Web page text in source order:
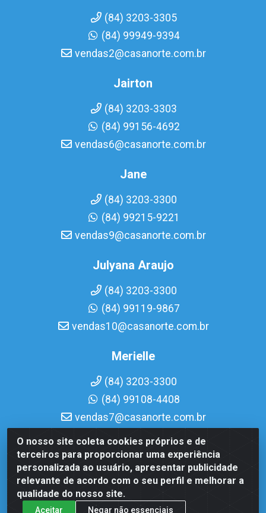
O nosso site coleta cookies próprios e de
terceiros para proporcionar uma experiência
personalizada ao usuário, apresentar publicidade
relevante de acordo com o seu perfil e melhorar a
qualidade do nosso site.
Aceitar Negar não essenciais
(84) 3203-3305
(84) 99949-9394
vendas2@casanorte.com.br
Jairton
(84) 3203-3303
(84) 99156-4692
vendas6@casanorte.com.br
Jane
(84) 3203-3300
(84) 99215-9221
vendas9@casanorte.com.br
Julyana Araujo
(84) 3203-3300
(84) 99119-9867
vendas10@casanorte.com.br
Merielle
(84) 3203-3300
(84) 99108-4408
vendas7@casanorte.com.br
Casa Norte LTDA - Av. Interventor Mário Câmara, 1815 -
Dix-Sept Rosado, Natal/RN - CEP 59054-600 - CNPJ
08.713.513/0001-51